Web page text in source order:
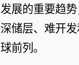
发展的重要趋
深储层、难开
球前列。